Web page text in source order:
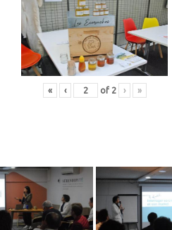
« ‹ of 2 › »